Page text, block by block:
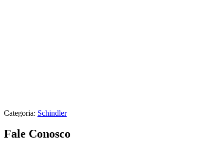
Categoria: Schindler
Fale Conosco